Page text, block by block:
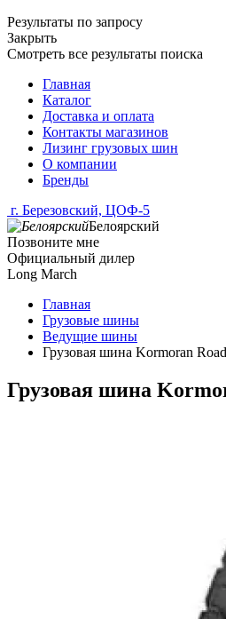
Результаты по запросу
Закрыть
Смотреть все результаты поиска
Главная
Каталог
Доставка и оплата
Контакты магазинов
Лизинг грузовых шин
О компании
Бренды
г. Березовский, ЦОФ-5
Белоярский
Позвоните мне
Официальный дилер
Long March
Главная
Грузовые шины
Ведущие шины
Грузовая шина Kormoran
Грузовая шина